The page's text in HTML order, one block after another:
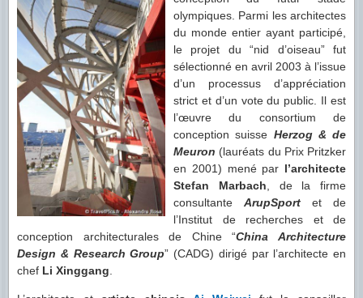
olympiques. Parmi les architectes
du monde entier ayant participé,
le projet du “nid d’oiseau” fut
sélectionné en avril 2003 à l’issue
d’un processus d’appréciation
strict et d’un vote du public. Il est
l’œuvre du consortium de
conception suisse Herzog & de
Meuron (lauréats du Prix Pritzker
en 2001) mené par l’architecte
Stefan Marbach , de la firme
consultante ArupSport et de
l’Institut de recherches et de
conception architecturales de Chine “China Architecture
Design & Research Group” (CADG) dirigé par l’architecte en
chef Li Xinggang